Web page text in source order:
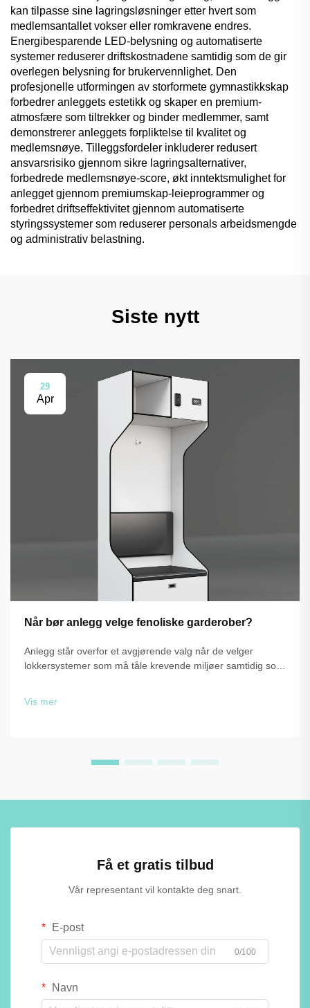
kan tilpasse sine lagringsløsninger etter hvert som
medlemsantallet vokser eller romkravene endres.
Energibesparende LED-belysning og automatiserte
systemer reduserer driftskostnadene samtidig som de gir
overlegen belysning for brukervennlighet. Den
profesjonelle utformingen av storformete gymnastikkskap
forbedrer anleggets estetikk og skaper en premium-
atmosfære som tiltrekker og binder medlemmer, samt
demonstrerer anleggets forpliktelse til kvalitet og
medlemsnøye. Tilleggsfordeler inkluderer redusert
ansvarsrisiko gjennom sikre lagringsalternativer,
forbedrede medlemsnøye-score, økt inntektsmulighet for
anlegget gjennom premiumskap-leieprogrammer og
forbedret driftseffektivitet gjennom automatiserte
styringssystemer som reduserer personals arbeidsmengde
og administrativ belastning.
Siste nytt
29
Apr
Når bør anlegg velge fenoliske garderober?
Anlegg står overfor et avgjørende valg når de velger
lokkersystemer som må tåle krevende miljøer samtidig som
Vis mer
Få et gratis tilbud
Vår representant vil kontakte deg snart.
E-post
0/100
Navn